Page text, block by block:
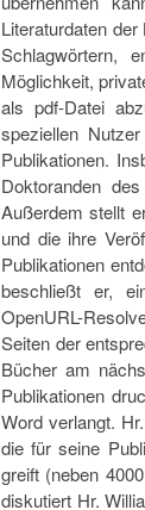
Literaturdaten
Schlagwörtern,
Möglichkeit,
als pdf-Datei
speziellen
Publikationen.
Doktoranden
Außerdem stellt
und die ihre
Publikationen
beschließt er,
OpenURL-
Seiten der
Bücher am
Publikationen
Word verlangt.
die für seine
greift (neben
diskutiert Hr.